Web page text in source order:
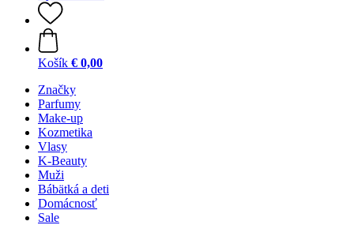
Košík € 0,00
Značky
Parfumy
Make-up
Kozmetika
Vlasy
K-Beauty
Muži
Bábätká a deti
Domácnosť
Sale